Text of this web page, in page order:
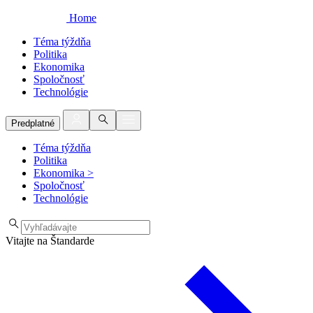
Home
Téma týždňa
Politika
Ekonomika
Spoločnosť
Technológie
Predplatné
Téma týždňa
Politika
Ekonomika >
Spoločnosť
Technológie
Vitajte na Štandarde